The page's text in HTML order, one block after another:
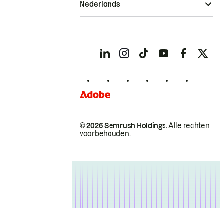
© 2026 Semrush Holdings.Alle rechten
voorbehouden.
Nederlands